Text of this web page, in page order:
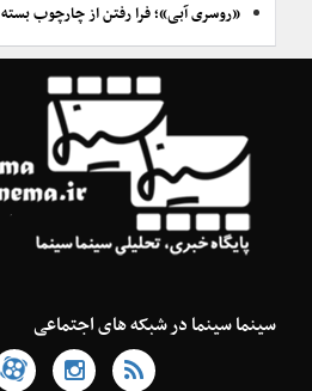
«روسری آبی»؛ فرا رفتن از چارچوب بسته
سینما سینما در شبکه های اجتماعی